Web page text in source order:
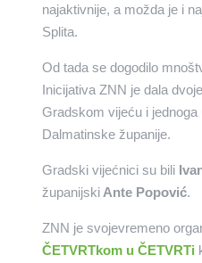
najaktivnije, a možda je i
Splita.
Od tada se dogodilo
Inicijativa ZNN je dala
Gradskom vijeću i
Dalmatinske županije.
Gradski vijećnici su bili
županijskiAnte Popović.
ZNN je svojevremeno
ČETVRTkom u ČETVRTi